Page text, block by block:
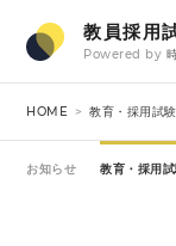
教員採用
Powered by
HOME 教育・採用試
お知らせ 教育・採用